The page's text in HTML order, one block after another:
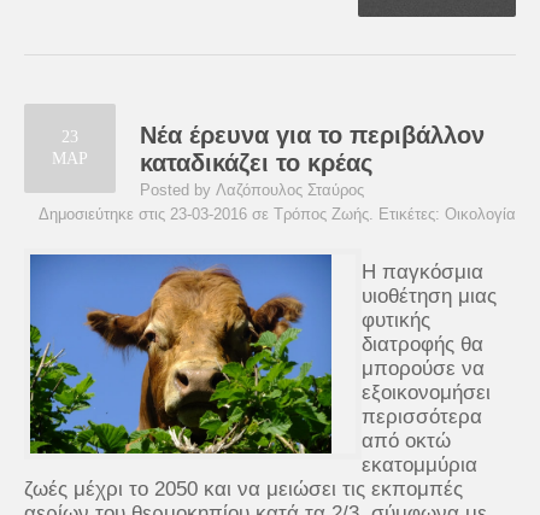
23
ΜΑΡ
Νέα έρευνα για το περιβάλλον
καταδικάζει το κρέας
Posted by Λαζόπουλος Σταύρος
Δημοσιεύτηκε στις 23-03-2016 σε Τρόπος Ζωής . Ετικέτες: Οικολογία
Η παγκόσμια
υιοθέτηση μιας
φυτικής
διατροφής θα
μπορούσε να
εξοικονομήσει
περισσότερα
από οκτώ
εκατομμύρια
ζωές μέχρι το 2050 και να μειώσει τις εκπομπές